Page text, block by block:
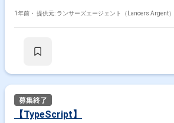
（副業不可） ・エンジニア実務経験3年以上必須
業のDX化を実現する。 【業務内容】 ■案件概要： 国内トップクラスで数
社。 大規模なトラフィックに耐えうるシステム基
・機能改善や新規機能追加のアプリケーション設
い合わせ対応 ・ライブラリ、FWなどの、システ
1年前・ 提供元: ランサーズエージェント（Lancers Argent）
【TypeScript】